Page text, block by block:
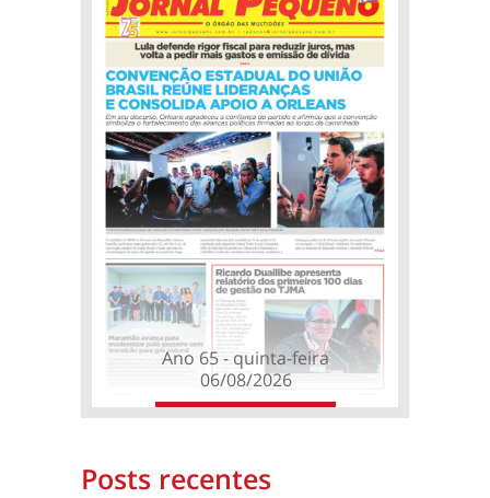
Ano 65 - quinta-feira
06/08/2026
Posts recentes